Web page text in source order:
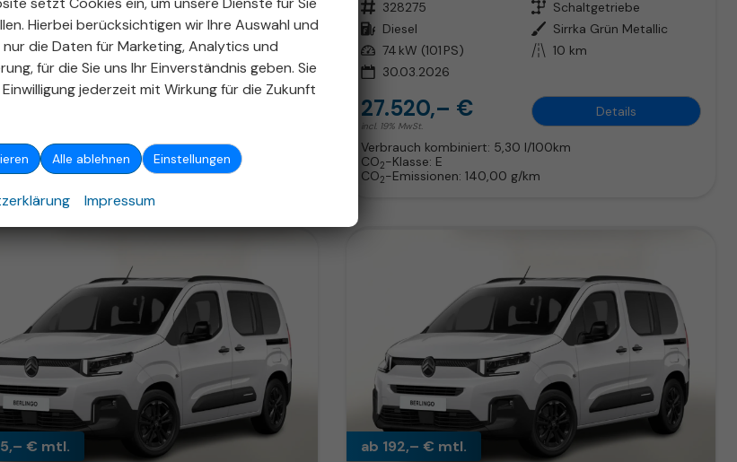
Getriebe Schaltgetriebe
Außenfarbe Kiama Blau Metallic
(101 PS) Kilometerstand 10 km
€
kombiniert:5,30 l/100km
E
140,00 g/km
Fahrzeugnr. 328275 Getriebe Schaltgetriebe
Kraftstoff Diesel Außenfarbe Sirrka Grün Metallic
Leistung 74 kW (101 PS) Kilometerstand 10 km
30.03.2026
27.520,– €
incl. 19% MwSt.
Details
Verbrauch kombiniert: 5,30 l/100km
CO2-Klasse: E
CO2-Emissionen:140,00 g/km
€ mtl. ab 192,– € mtl.
Hierbei berücksichtigen wir Ihre Auswahl und
die Daten für Marketing, Analytics und
für die Sie uns Ihr Einverständnis geben. Sie
jederzeit mit Wirkung für die Zukunft
Alle ablehnen Einstellungen
Impressum